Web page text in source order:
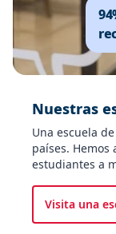
Nuestras
Una escuela
países. Hemos
estudiantes a
Visita una